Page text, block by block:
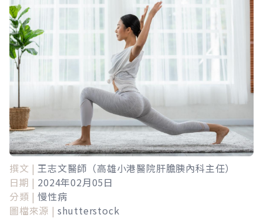
撰文 | 王志文醫師（高雄小港醫院肝膽胰內科主任）
日期 | 2024年02月05日
分類 | 慢性病
圖檔來源 | shutterstock